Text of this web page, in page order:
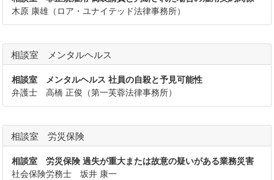
木原 康雄（ロア・ユナイテッド法律事務所）
相談室 メンタルヘルス
相談室 メンタルヘルス 社員の自殺と予見可能性
弁護士 高橋 正俊（第一芙蓉法律事務所）
相談室 労災保険
相談室 労災保険 過失が重大または故意の疑いがある業務災害
社会保険労務士 坂井 康一